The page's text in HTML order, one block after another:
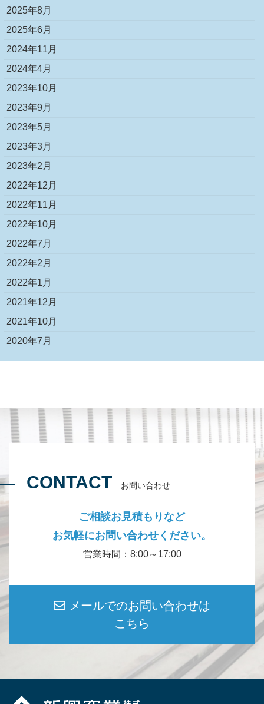
2025年8月
2025年6月
2024年11月
2024年4月
2023年10月
2023年9月
2023年5月
2023年3月
2023年2月
2022年12月
2022年11月
2022年10月
2022年7月
2022年2月
2022年1月
2021年12月
2021年10月
2020年7月
CONTACT お問い合わせ
ご相談お見積もりなど
お気軽にお問い合わせください。
営業時間：8:00～17:00
メールでのお問い合わせは
こちら